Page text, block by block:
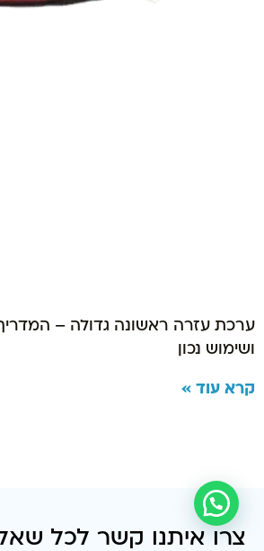
ערכת עזרה ראשונה גדולה –
ושימוש נכון
קרא עוד »
צרו איתנו קשר לכל